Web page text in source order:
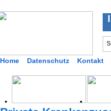
Home Datenschutz Kontakt